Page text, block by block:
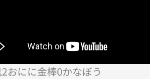
おにに金棒0かなぼう